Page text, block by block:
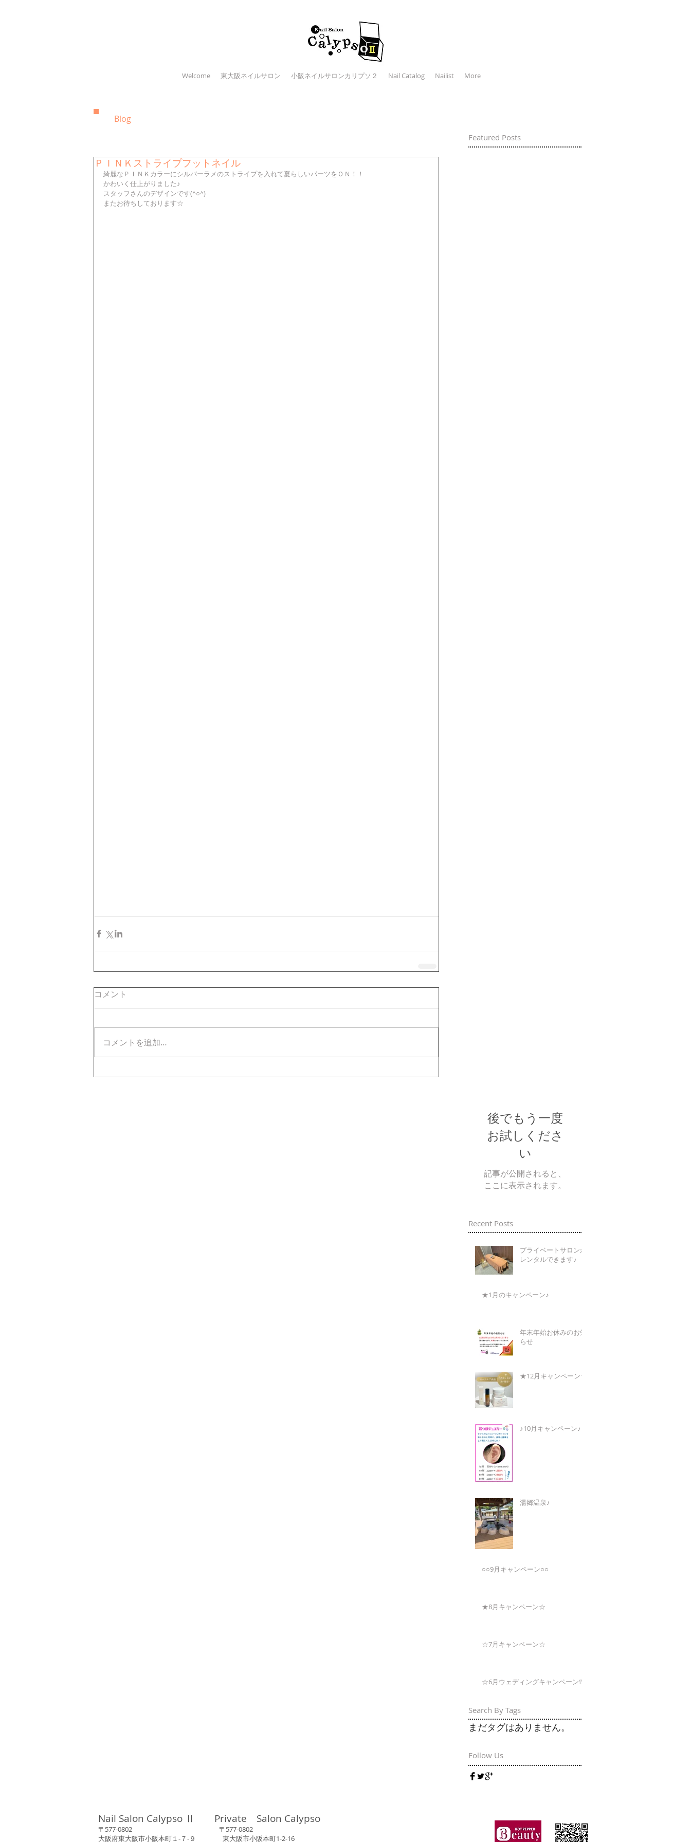
Welcome 東大阪ネイルサロン 小阪ネイルサロンカリプソ２ Nail Catalog Nailist More
Blog
Featured Posts
ＰＩＮＫストライプフットネイル
綺麗なＰＩＮＫカラーにシルバーラメのストライプを入れて夏らしいパーツをＯＮ！！
かわいく仕上がりました♪
スタッフさんのデザインです(^○^)
またお待ちしております☆
コメント
コメントを追加…
後でもう一度
お試しくださ
い
記事が公開されると、
ここに表示されます。
Recent Posts
Search By Tags
プライベートサロンが
レンタルできます♪
★1月のキャンペーン♪
年末年始お休みのお知
らせ
★12月キャンペーン★
♪10月キャンペーン♪
湯郷温泉♪
○○9月キャンペーン○○
★8月キャンペーン☆
☆7月キャンペーン☆
☆6月ウェディングキャンペーン🌸
まだタグはありません。
Follow Us
Nail Salon Calypso Ⅱ Private Salon Calypso
〒577-0802 〒577-0802
大阪府東大阪市小阪本町１‐７‐９ 東大阪市小阪本町1-2-16